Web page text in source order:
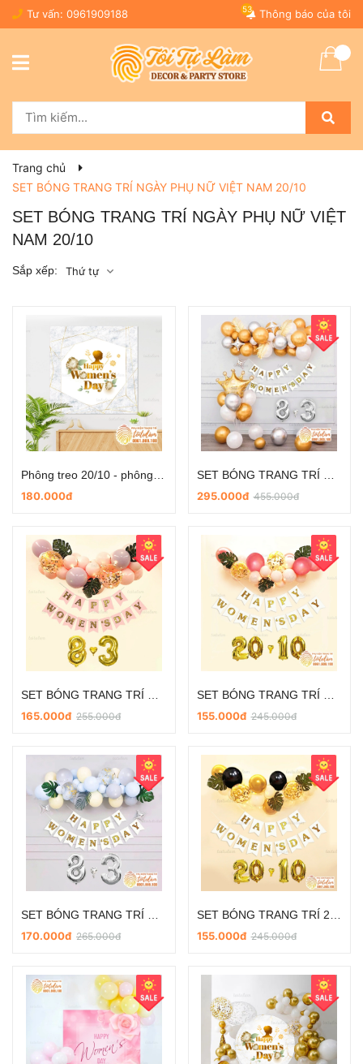
Tư vấn: 0961909188 Thông báo của tôi
53
Trang chủ
SET BÓNG TRANG TRÍ NGÀY PHỤ NỮ VIỆT NAM 20/10
SET BÓNG TRANG TRÍ NGÀY PHỤ NỮ VIỆT
NAM 20/10
Sắp xếp: Thứ tự
180.000đ
295.000đ455.000đ
165.000đ 255.000đ
155.000đ245.000đ
170.000đ 265.000đ
155.000đ245.000đ